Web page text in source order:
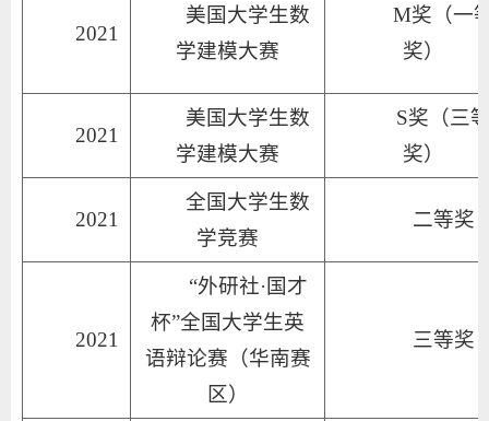
2021
美国大学生数
学建模大赛
M奖（一
奖）
2021
美国大学生数
学建模大赛
S奖（三
奖）
2021
全国大学生数
学竞赛
二等奖
2021
“外研社·国才
杯”全国大学生英
语辩论赛（华南赛
区）
三等奖